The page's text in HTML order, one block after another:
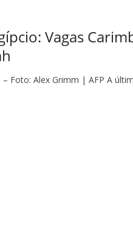
Vagas
Foto: Alex Grimm | AFP A